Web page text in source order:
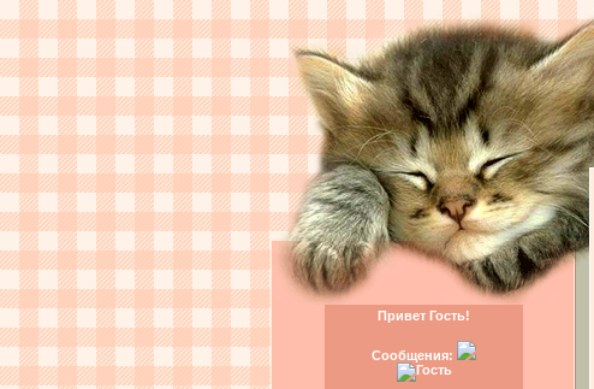
Привет Гость!
Сообщения: